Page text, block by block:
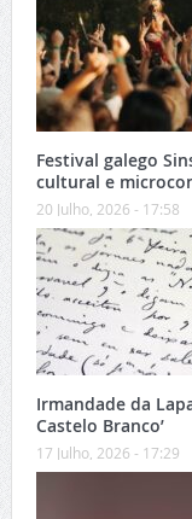
Festival galego
cultural e
20 Julho, 2026 - 17:58
Irmandade da
Castelo Branco’
17 Julho, 2026 - 17:29